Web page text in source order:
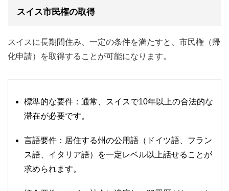
スイス市民権の取得
スイスに長期間住み、一定の条件を満たすと、市民権（帰
化申請）を取得することが可能になります。
標準的な要件：通常、スイスで10年以上の合法的な
滞在が必要です。
言語要件：居住する州の公用語（ドイツ語、フラン
ス語、イタリア語）を一定レベル以上話せることが
求められます。